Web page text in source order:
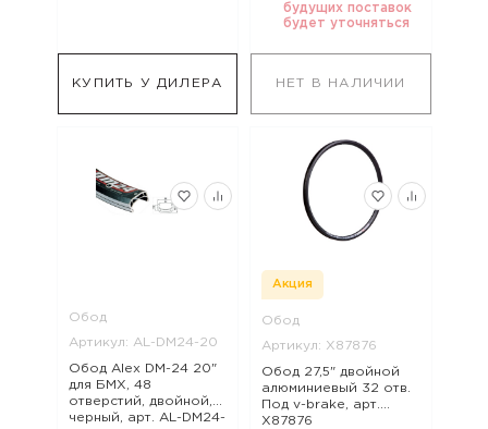
КУПИТЬ У ДИЛЕРА
будущих поставок
будет уточняться
НЕТ В НАЛИЧИИ
Обод
Артикул: AL-DM24-20
Обод Alex DМ-24 20"
для БМХ, 48
отверстий, двойной,
черный, арт. AL-DM24-
Акция
Обод
Артикул: Х87876
Обод 27,5" двойной
алюминиевый 32 отв.
Под v-brake, арт.
Х87876